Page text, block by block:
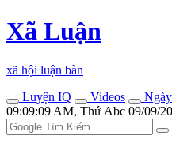
Xã Luận
xã hội luận bàn
Luyện IQ
Videos
09:09:09 AM, Thứ Abc 09/09/